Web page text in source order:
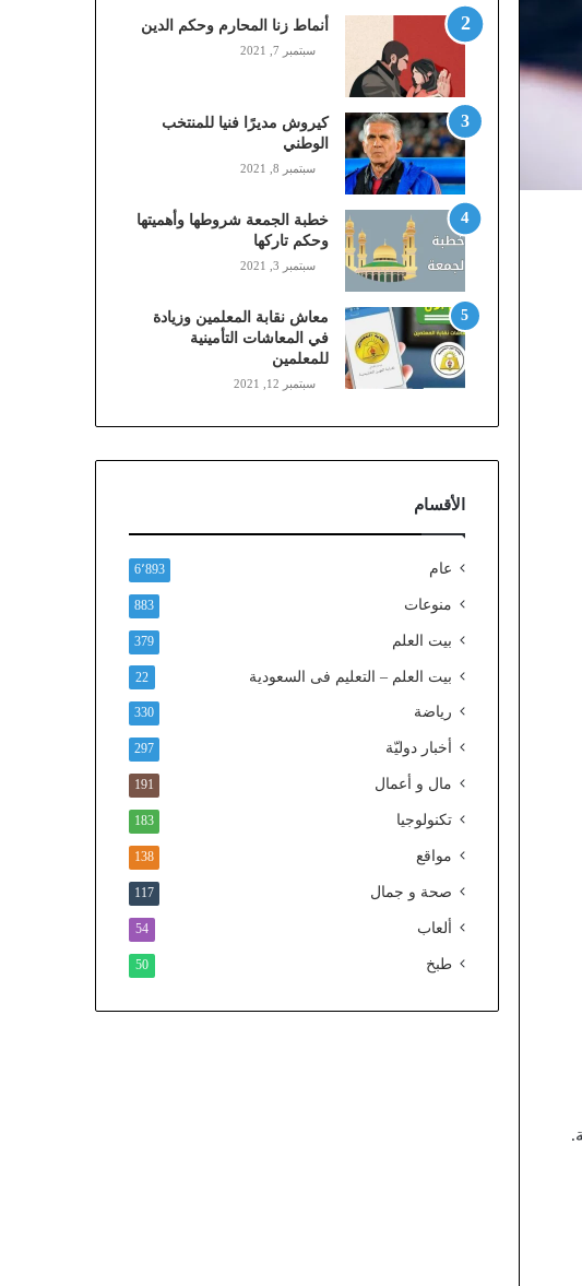
,
م
ا
ي
ل
ي
،
ز
ي
ن
)
ع
ب
ر
ا
ن
ذ
و
ن
ي
ل
م
ح
أنماط زنا المحارم وحكم الدين
سبتمبر 7, 2021
كيروش مديرًا فنيا للمنتخب
الوطني
سبتمبر 8, 2021
خطبة الجمعة شروطها وأهميتها
وحكم تاركها
سبتمبر 3, 2021
معاش نقابة المعلمين وزيادة
في المعاشات التأمينية
للمعلمين
سبتمبر 12, 2021
الأقسام
عام 6٬893
منوعات 883
بيت العلم 379
بيت العلم – التعليم فى السعودية 22
رياضة 330
أخبار دوليّة 297
مال و أعمال 191
تكنولوجيا 183
مواقع 138
صحة و جمال 117
ألعاب 54
طبخ 50